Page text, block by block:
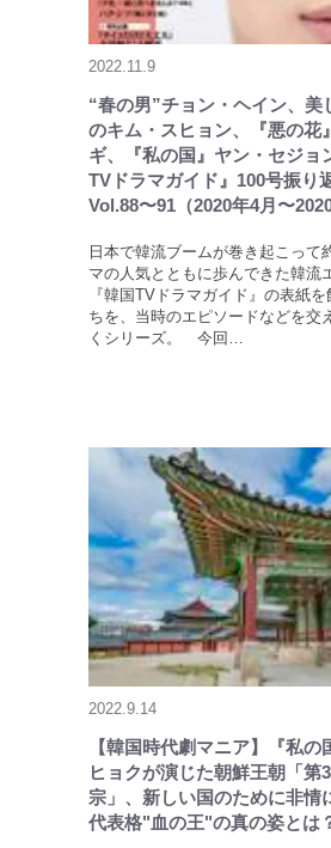
2022.11.9
“春の男”チョン・ヘイン、美
のキム・スヒョン、『悪の花
ギ、『私の国』ヤン・セジョ
TVドラマガイド』100号振り
Vol.88〜91（2020年4月〜
日本で韓流ブームが巻き起こって
マの人気とともに歩んできた韓流
『韓国TVドラマガイド』の表紙
ちを、当時のエピソードなどを交
くシリーズ。 今回…
2022.9.14
【韓国時代劇マニア】『私の
ヒョクが演じた朝鮮王朝「第
宗」、新しい国のために非情
代表格"血の王"の真の姿とは